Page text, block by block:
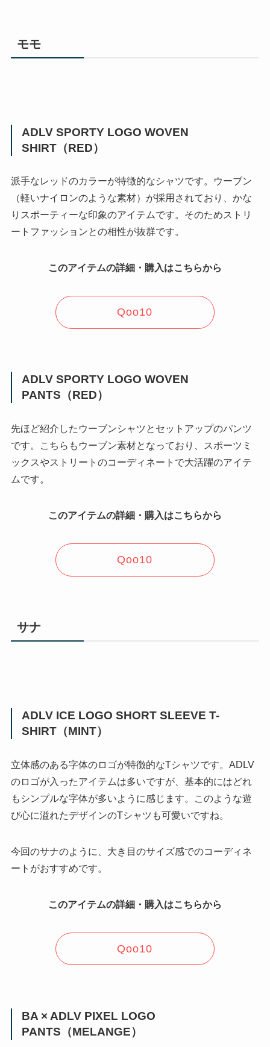
モモ
ADLV SPORTY LOGO WOVEN
SHIRT（RED）
派手なレッドのカラーが特徴的なシャツです。ウーブン
（軽いナイロンのような素材）が採用されており、かな
りスポーティーな印象のアイテムです。そのためストリ
ートファッションとの相性が抜群です。
このアイテムの詳細・購入はこちらから
Qoo10
ADLV SPORTY LOGO WOVEN
PANTS（RED）
先ほど紹介したウーブンシャツとセットアップのパンツ
です。こちらもウーブン素材となっており、スポーツミ
ックスやストリートのコーディネートで大活躍のアイテ
ムです。
このアイテムの詳細・購入はこちらから
Qoo10
サナ
ADLV ICE LOGO SHORT SLEEVE T-
SHIRT（MINT）
立体感のある字体のロゴが特徴的なTシャツです。ADLV
のロゴが入ったアイテムは多いですが、基本的にはどれ
もシンプルな字体が多いように感じます。このような遊
び心に溢れたデザインのTシャツも可愛いですね。
今回のサナのように、大き目のサイズ感でのコーディネ
ートがおすすめです。
このアイテムの詳細・購入はこちらから
Qoo10
BA × ADLV PIXEL LOGO
PANTS（MELANGE）